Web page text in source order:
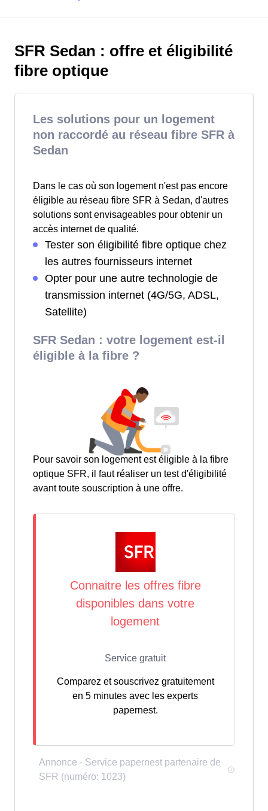
SFR Sedan : offre et éligibilité
fibre optique
Les solutions pour un logement
non raccordé au réseau fibre SFR à
Sedan
Dans le cas où son logement n'est pas encore
éligible au réseau fibre SFR à Sedan, d'autres
solutions sont envisageables pour obtenir un
accès internet de qualité.
Tester son éligibilité fibre optique chez
les autres fournisseurs internet
Opter pour une autre technologie de
transmission internet (4G/5G, ADSL,
Satellite)
SFR Sedan : votre logement est-il
éligible à la fibre ?
Pour savoir son logement est éligible à la fibre
optique SFR, il faut réaliser un test d'éligibilité
avant toute souscription à une offre.
Comparez et souscrivez gratuitement
en 5 minutes avec les experts
papernest.